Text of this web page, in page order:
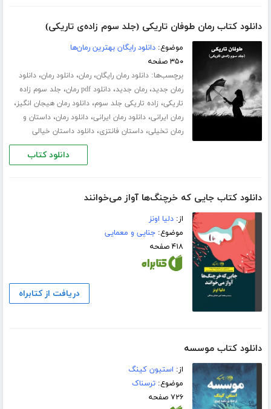
دانلود کتاب رمان طوفان تاریکی (جلد سوم زاده‌ی تاریکی)
موضوع:دانلود رایگان بهترین رمان‌ها
۳۵۰ صفحه
برچسب‌ها:دانلود رمان رایگان،رمان،دانلود رمان،دانلود
رمان جدید،رمان جدید،دانلود pdf رمان ، جلد سوم زاده
تاریکی، زاده تاریکی جلد سوم،دانلود رمان هیجان انگیز،
رمان ایرانی،دانلود رمان ایرانی،دانلود رمان،داستان و
رمان تخیلی،داستان فانتزی،دانلود داستان خیالی
دانلود کتاب
دانلود کتاب جایی که خرچنگ‌ها آواز می‌خوانند
از:دلیا اونز
موضوع:جنایی و معمایی
۴۱۸ صفحه
دریافت از کتابراه
دانلود کتاب موسسه
از: استیون کینگ
موضوع:ترسناک
۷۲۶ صفحه